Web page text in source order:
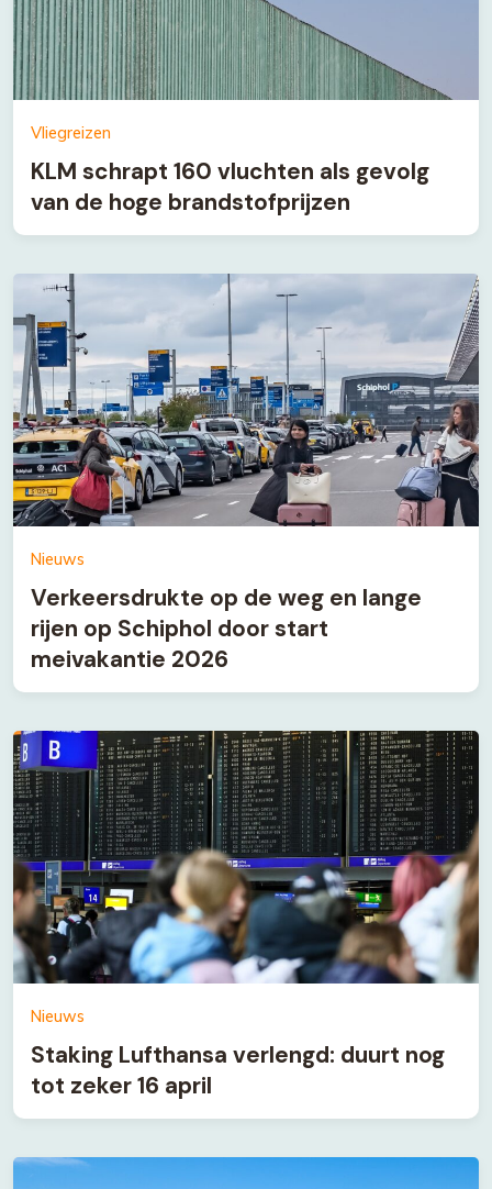
Vliegreizen
KLM schrapt 160 vluchten als gevolg
van de hoge brandstofprijzen
Nieuws
Verkeersdrukte op de weg en lange
rijen op Schiphol door start
meivakantie 2026
Nieuws
Staking Lufthansa verlengd: duurt nog
tot zeker 16 april